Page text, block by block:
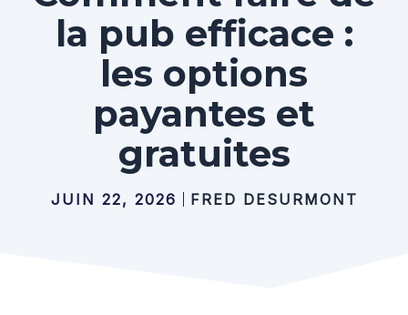
la pub efficace :
les options
payantes et
gratuites
JUIN 22, 2026 FRED DESURMONT